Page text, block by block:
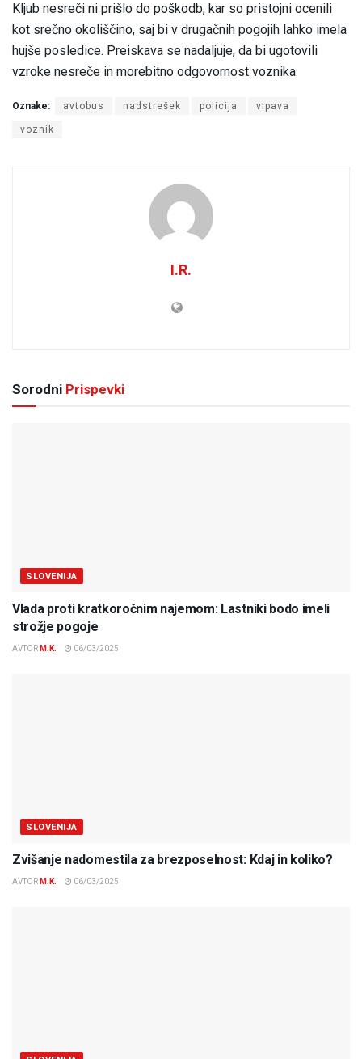
Kljub nesreči ni prišlo do poškodb, kar so pristojni ocenili
kot srečno okoliščino, saj bi v drugačnih pogojih lahko imela
hujše posledice. Preiskava se nadaljuje, da bi ugotovili
vzroke nesreče in morebitno odgovornost voznika.
Oznake: avtobus nadstrešek policija vipava
voznik
I.R.
Sorodni Prispevki
SLOVENIJA
Vlada proti kratkoročnim najemom: Lastniki bodo imeli
strožje pogoje
AVTOR M.K. 06/03/2025
SLOVENIJA
Zvišanje nadomestila za brezposelnost: Kdaj in koliko?
AVTOR M.K. 06/03/2025